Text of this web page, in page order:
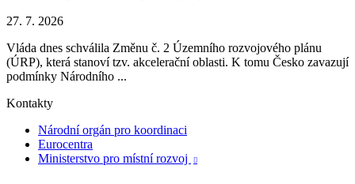
27. 7. 2026
Vláda dnes schválila Změnu č. 2 Územního rozvojového plánu
(ÚRP), která stanoví tzv. akcelerační oblasti. K tomu Česko zavazují
podmínky Národního ...
Kontakty
Národní orgán pro koordinaci
Eurocentra
Ministerstvo pro místní rozvoj
